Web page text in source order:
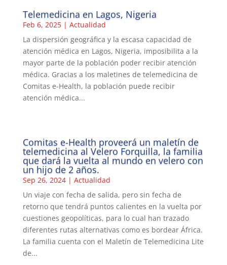
Telemedicina en Lagos, Nigeria
Feb 6, 2025| Actualidad
La dispersión geográfica y la escasa capacidad de
atención médica en Lagos, Nigeria, imposibilita a la
mayor parte de la población poder recibir atención
médica. Gracias a los maletines de telemedicina de
Comitas e-Health, la población puede recibir
atención médica...
Comitas e-Health proveerá un maletín de
telemedicina al Velero Forquilla, la familia
que dará la vuelta al mundo en velero con
un hijo de 2 años.
Sep 26, 2024| Actualidad
Un viaje con fecha de salida, pero sin fecha de
retorno que tendrá puntos calientes en la vuelta por
cuestiones geopolíticas, para lo cual han trazado
diferentes rutas alternativas como es bordear África.
La familia cuenta con el Maletín de Telemedicina Lite
de...